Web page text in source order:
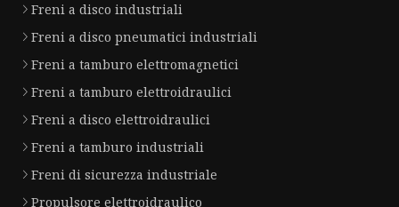
Freni a disco industriali
Freni a disco pneumatici industriali
Freni a tamburo elettromagnetici
Freni a tamburo elettroidraulici
Freni a disco elettroidraulici
Freni a tamburo industriali
Freni di sicurezza industriale
Propulsore elettroidraulico